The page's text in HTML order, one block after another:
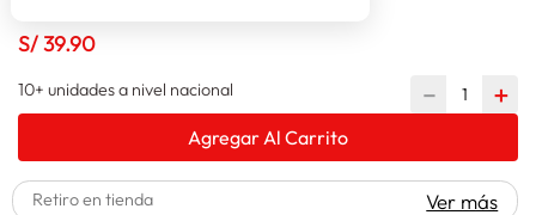
laptop
9. lavadora
S/39.90
10+ unidades a nivel nacional ＋
－
Agregar Al Carrito
Retiro en tienda Ver más